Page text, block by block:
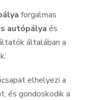
forgalmas
autópálya és
általában a
elhelyezi a
és gondoskodik a